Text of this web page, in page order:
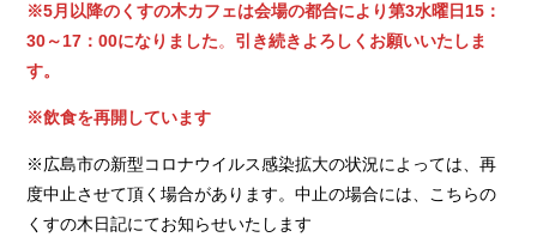
※5月以降のくすの木カフェは会場の都合により第3水曜日15：
30～17：00になりました。 引き続きよろしくお願いいたしま
す。
※飲食を再開しています
※広島市の新型コロナウイルス感染拡大の状況によっては、再
度中止させて頂く場合があります。中止の場合には、こちらの
くすの木日記にてお知らせいたします